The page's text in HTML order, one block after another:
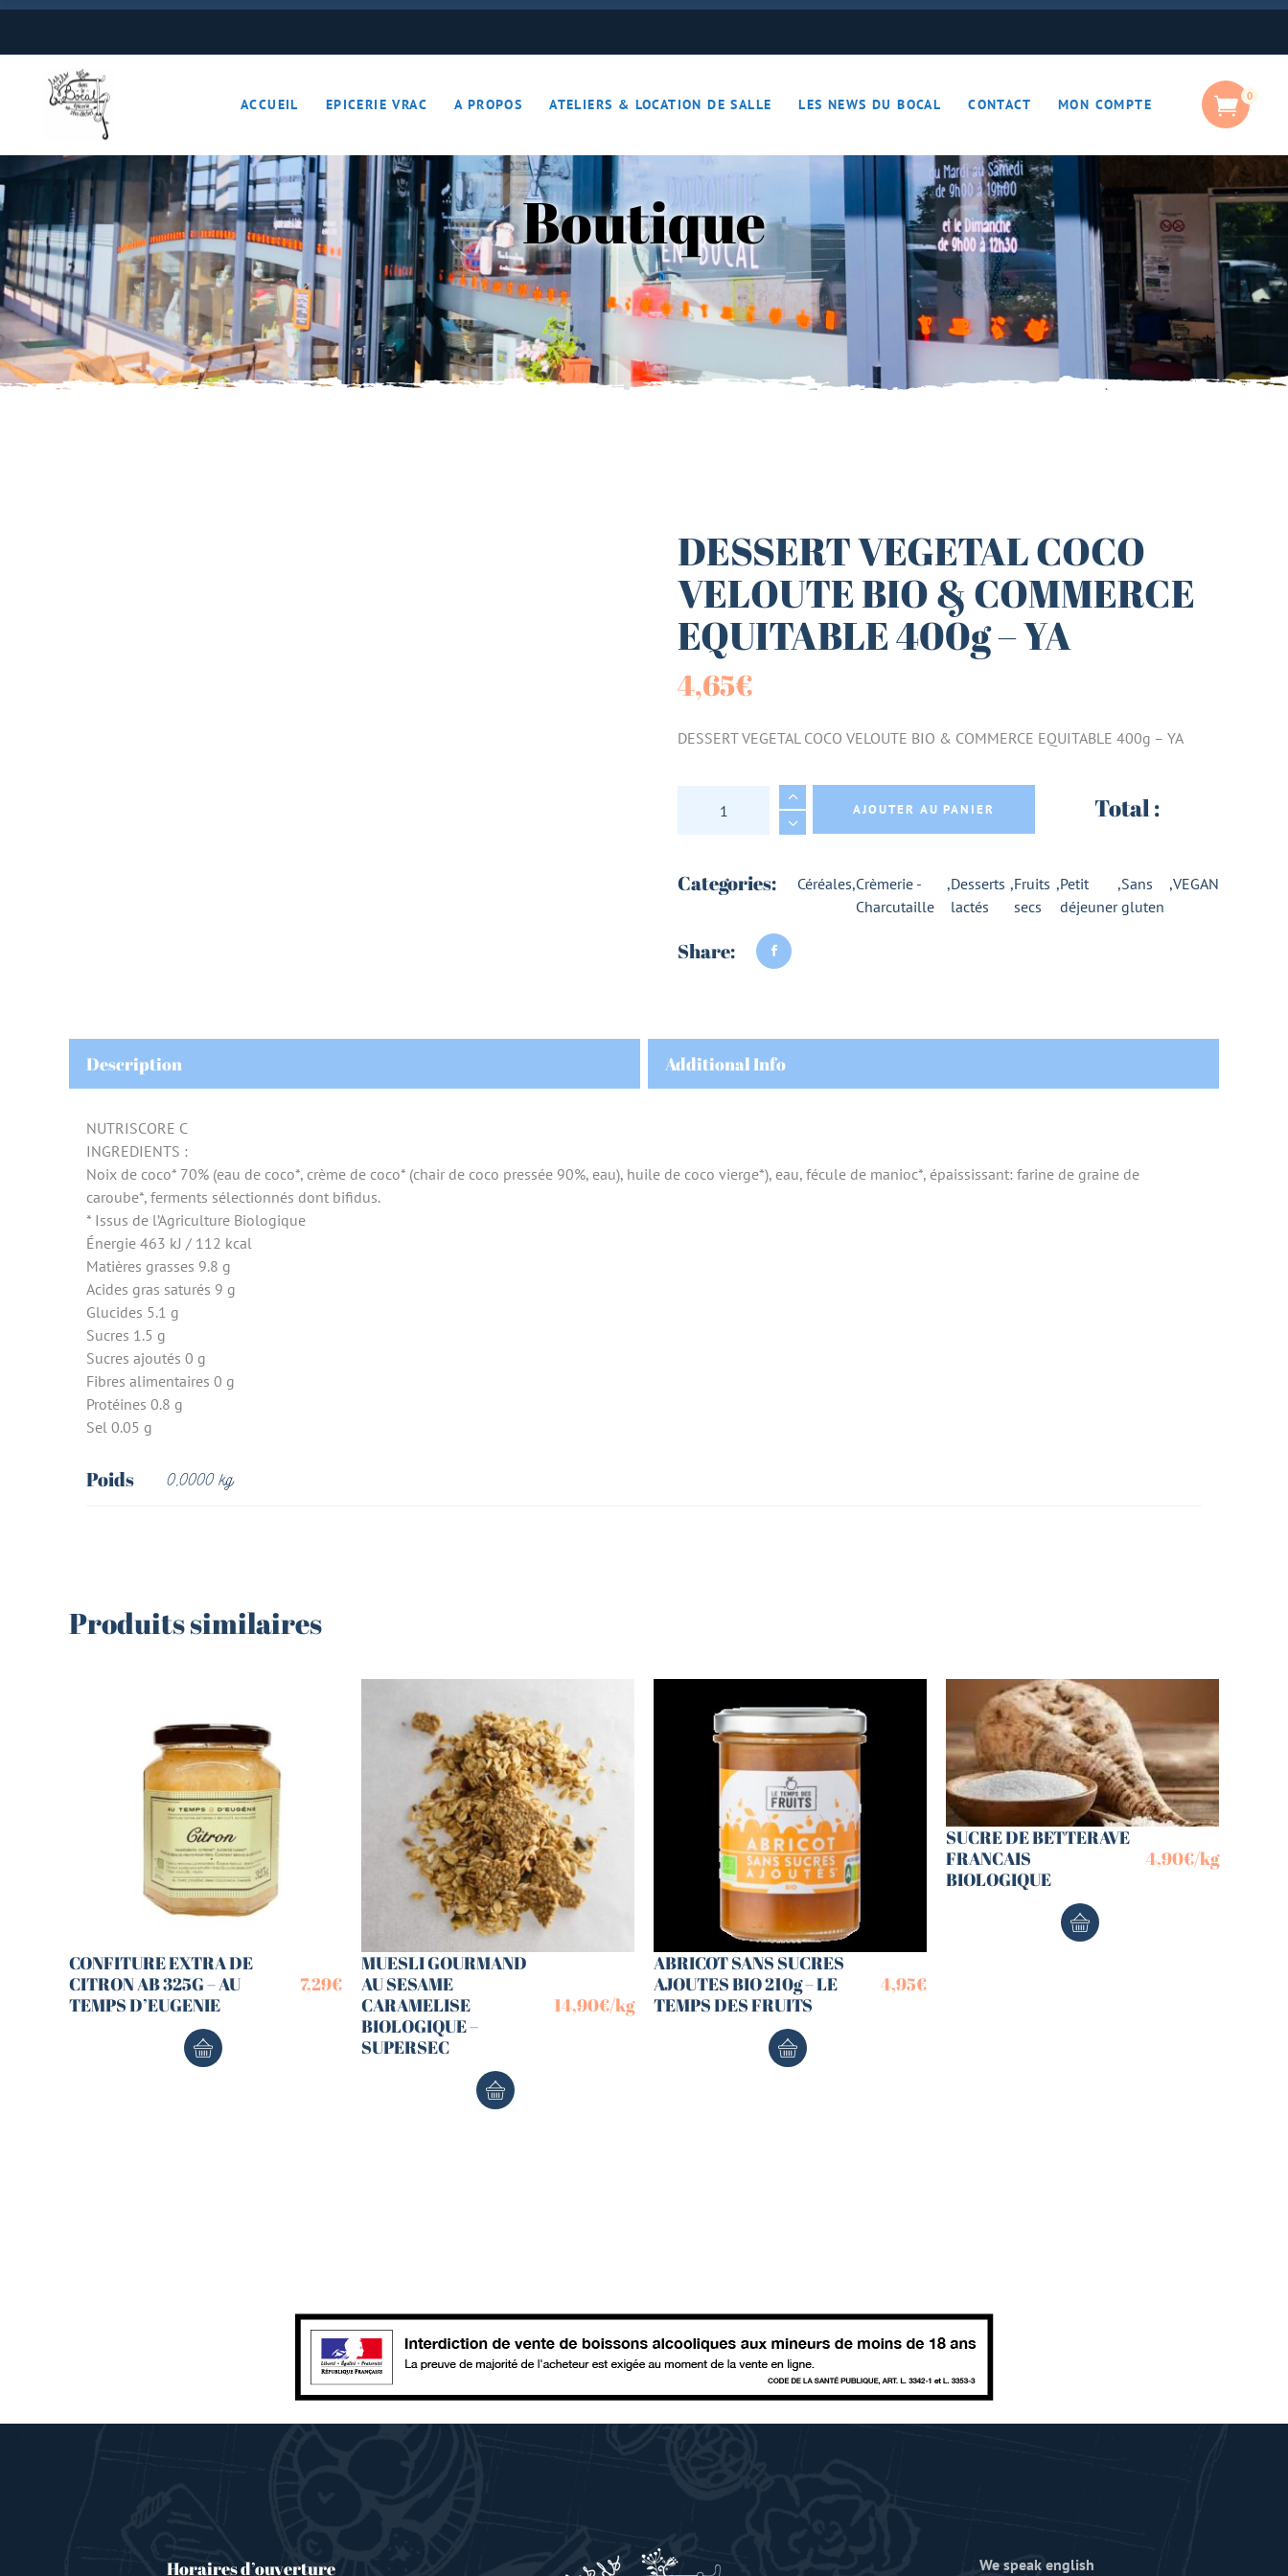
ACCUEIL EPICERIE VRAC
Boulangerie
Boissons
Cave à vins – Bières – Apérotime
Céréales – Graines – Fruits secs
Conserves
Cosmétiques
Crèmerie – Charcutaille
A PROPOS ATELIERS & LOCATION DE SALLE
ON JOUE… ON S’DETEND !!
LES NEWS DU BOCAL CONTACT MON COMPTE 0
Boulangerie
Conserves
Cosmétiques
Crèmerie – Charcutaille
Epices et condiments
Farines
Fruits et légumes (Paniers)
Gourmandises sucrées
Hygiène
ON JOUE… ON S’DETEND !!
Boutique
DESSERT VEGETAL COCO
VELOUTE BIO & COMMERCE
EQUITABLE 400g – YA
4,65€
DESSERT VEGETAL COCO VELOUTE BIO & COMMERCE EQUITABLE 400g – YA
DESSERT VEGETAL COCO VELOUTE BIO & COMMERCE
AJOUTER AU PANIER Total :
Categories: Céréales,Crèmerie -
Charcutaille
,Desserts
lactés
,Fruits
secs
,Petit
déjeuner
,Sans
gluten
,VEGAN
Share:
Description Additional Info
NUTRISCORE C
INGREDIENTS :
Noix de coco* 70% (eau de coco*, crème de coco* (chair de coco pressée 90%, eau), huile de coco vierge*), eau, fécule de manioc*, épaississant: farine de graine de
caroube*, ferments sélectionnés dont bifidus.
* Issus de l’Agriculture Biologique
Énergie 463 kJ / 112 kcal
Matières grasses 9.8 g
Acides gras saturés 9 g
Glucides 5.1 g
Sucres 1.5 g
Sucres ajoutés 0 g
Fibres alimentaires 0 g
Protéines 0.8 g
Sel 0.05 g
Poids 0,0000 kg
Produits similaires
CONFITURE EXTRA DE
CITRON AB 325G – AU
TEMPS D’EUGENIE
7,29€
MUESLI GOURMAND
AU SESAME
CARAMELISE
BIOLOGIQUE –
SUPERSEC
14,90€/kg
ABRICOT SANS SUCRES
AJOUTES BIO 210g – LE
TEMPS DES FRUITS
4,95€
SUCRE DE BETTERAVE
FRANCAIS
BIOLOGIQUE
4,90€/kg
Horaires d’ouverture We speak english